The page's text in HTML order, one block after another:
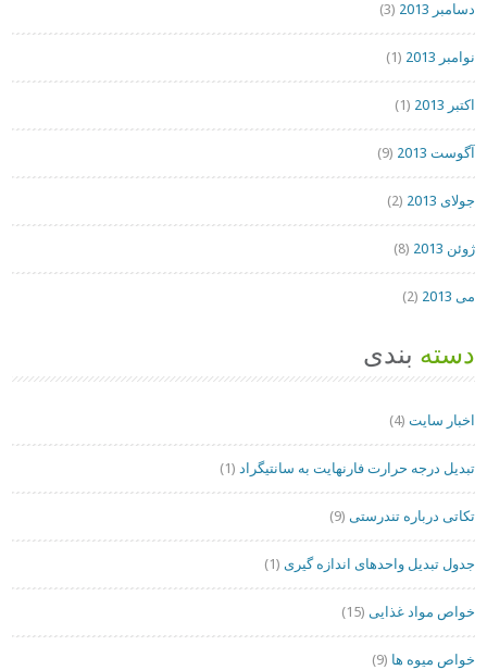
دسامبر 2013 (3)
نوامبر 2013 (1)
اکتبر 2013 (1)
آگوست 2013 (9)
جولای 2013 (2)
ژوئن 2013 (8)
می 2013 (2)
دسته بندی
اخبار سایت (4)
تبدیل درجه حرارت فارنهایت به سانتیگراد (1)
تکاتی درباره تندرستی (9)
جدول تبدیل واحدهای اندازه گیری (1)
خواص مواد غذایی (15)
خواص میوه ها (9)